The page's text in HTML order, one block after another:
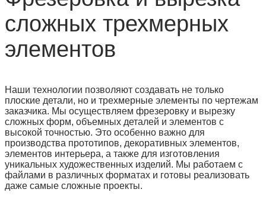
сложных трехмерных
элементов
Наши технологии позволяют создавать не только
плоские детали, но и трехмерные элементы по чертежам
заказчика. Мы осуществляем фрезеровку и вырезку
сложных форм, объемных деталей и элементов с
высокой точностью. Это особенно важно для
производства прототипов, декоративных элементов,
элементов интерьера, а также для изготовления
уникальных художественных изделий. Мы работаем с
файлами в различных форматах и готовы реализовать
даже самые сложные проекты.